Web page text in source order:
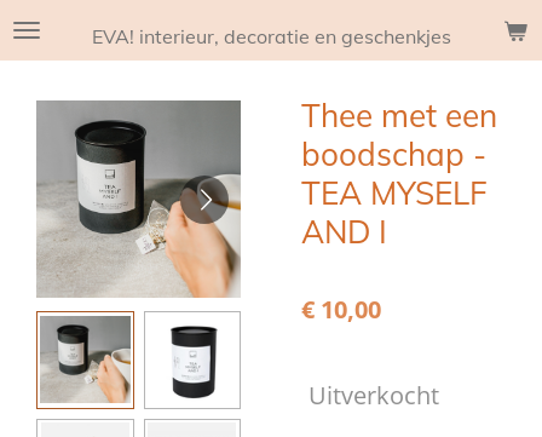
Ga
hoofdinhoud
EVA! interieur, decoratie en geschenkjes
Thee met een
boodschap -
TEA MYSELF
AND I
€ 10,00
Uitverkocht